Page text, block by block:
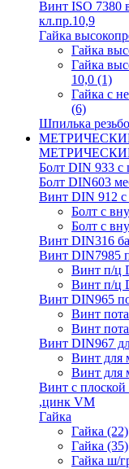
Винт ISO 7380
кл.пр.10,9
Гайка
Гайка
Гайка
10,0 (1)
Гайка с
(6)
Шпилька
Болт DIN 933 с
Болт DIN603
Винт DIN 912 с
Болт с
Болт с
Винт DIN316
Винт DIN7985
Винт п/ц
Винт п/ц
Винт DIN965
Винт
Винт
Винт DIN967
Винт для
Винт для
Винт с
,цинк VM
Гайка
Гайка (22)
Гайка (35)
Гайка ш/